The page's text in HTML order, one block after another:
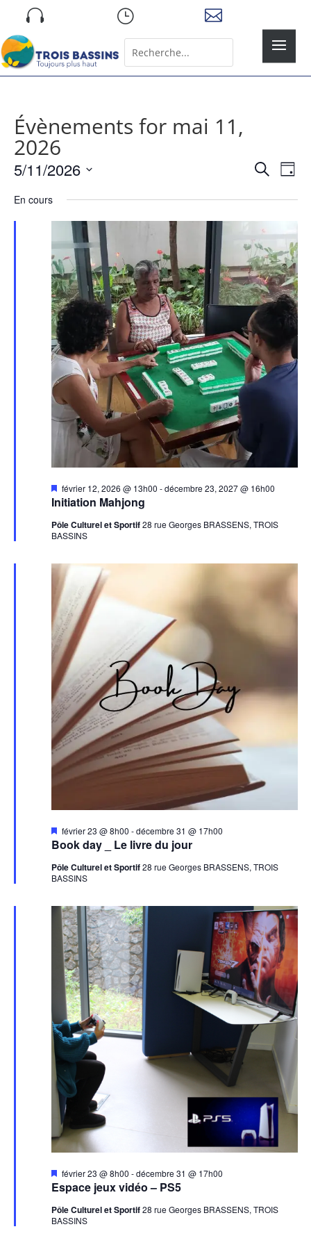
 } 
for...
Évènements for mai 11,
2026
de
vues
Recherche
de
Jour
5/11/2026
une
date.
En cours
Initiation Mahjong
Mis
en
avant
février 12, 2026 @ 13h00 -décembre 23, 2027 @ 16h00
Pôle Culturel et Sportif28 rue Georges BRASSENS, TROIS
BASSINS
Book day _ Le livre du jour
Mis
en
avant
février 23 @ 8h00 -décembre 31 @ 17h00
Pôle Culturel et Sportif28 rue Georges BRASSENS, TROIS
BASSINS
Espace jeux vidéo – PS5
Mis
en
avant
février 23 @ 8h00 -décembre 31 @ 17h00
Pôle Culturel et Sportif28 rue Georges BRASSENS, TROIS
BASSINS